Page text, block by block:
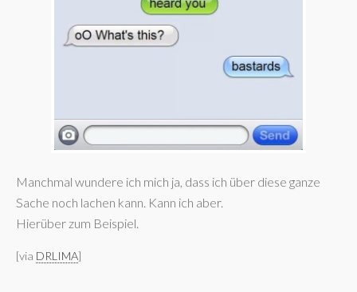
Manchmal wundere ich mich ja, dass ich über diese ganze
Sache noch lachen kann. Kann ich aber.
Hierüber zum Beispiel.
[via DRLIMA]